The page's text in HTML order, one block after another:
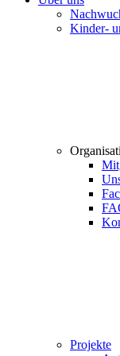
Kinder-
Projekte